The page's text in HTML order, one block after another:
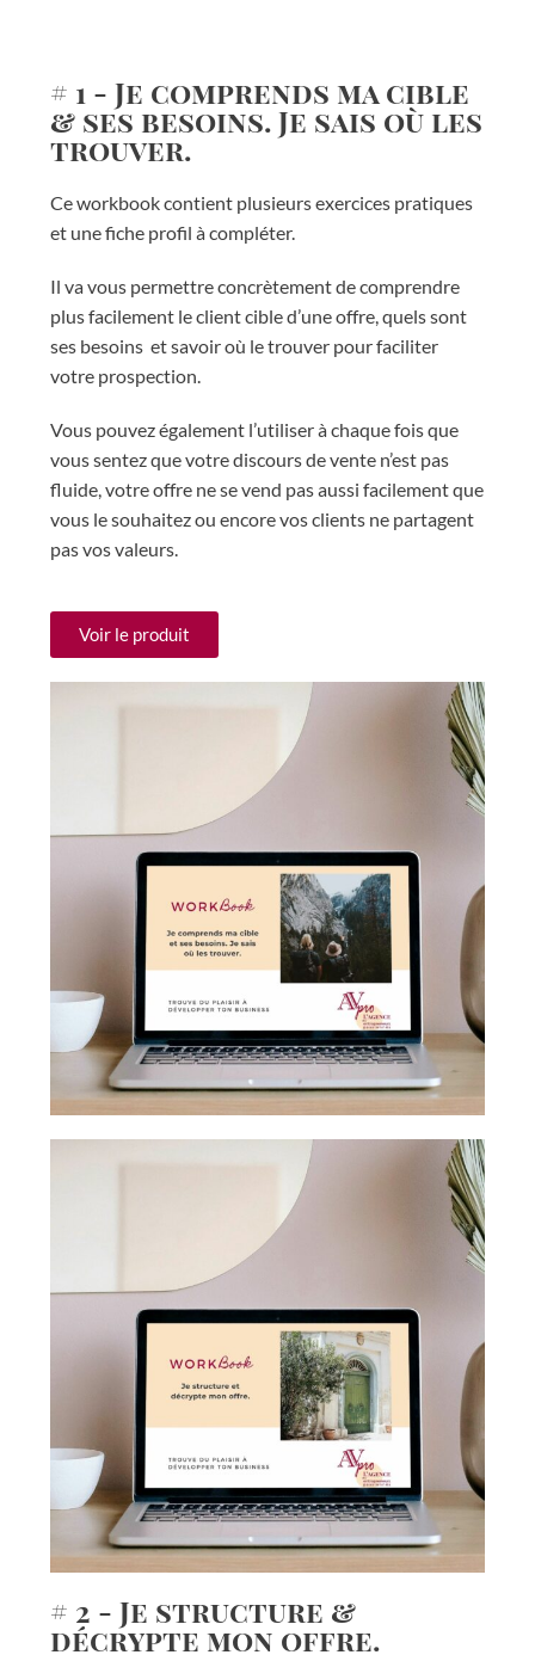
# 1 - Je comprends ma cible
& ses besoins. Je sais où les
trouver.
Ce workbook contient plusieurs exercices pratiques
et une fiche profil à compléter.
Il va vous permettre concrètement de comprendre
plus facilement le client cible d’une offre, quels sont
ses besoins et savoir où le trouver pour faciliter
votre prospection.
Vous pouvez également l’utiliser à chaque fois que
vous sentez que votre discours de vente n’est pas
fluide, votre offre ne se vend pas aussi facilement que
vous le souhaitez ou encore vos clients ne partagent
pas vos valeurs.
Voir le produit
# 2 - Je structure &
décrypte mon offre.